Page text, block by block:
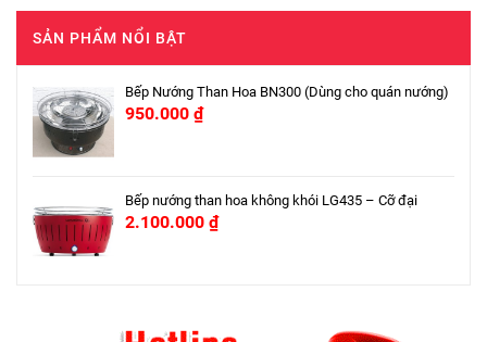
SẢN PHẨM NỔI BẬT
Bếp Nướng Than Hoa BN300 (Dùng cho quán nướng)
950.000 ₫
Bếp nướng than hoa không khói LG435 – Cỡ đại
2.100.000 ₫